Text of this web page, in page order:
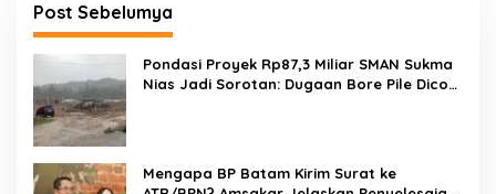
Post Sebelumya
Pondasi Proyek Rp87,3 Miliar SMAN Sukma
Nias Jadi Sorotan: Dugaan Bore Pile Dicor
Mengapa BP Batam Kirim Surat ke